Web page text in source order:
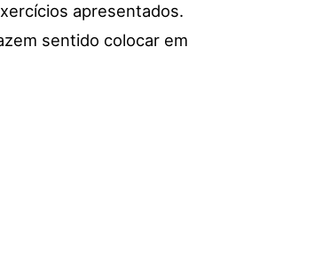
apresentados.
sentido colocar em